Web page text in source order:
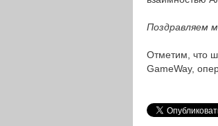
Поздравляем
Отметим, что
GameWay,